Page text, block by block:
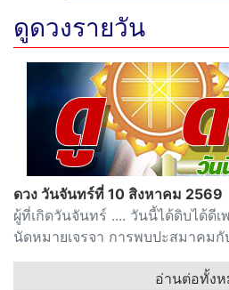
ดูดวงรายวัน
ดวง วันจันทร์ที่ 10 สิงหาคม 2569
ผู้ที่เกิดวันจันทร์ .... วันนี้ได้ดิบได้ดี
นัดหมายเจรจา การพบปะสมาคม
อ่านต่อทั้ง